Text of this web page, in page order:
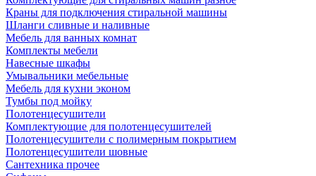
Краны для подключения стиральной машины
Шланги сливные и наливные
Мебель для ванных комнат
Комплекты мебели
Навесные шкафы
Умывальники мебельные
Мебель для кухни эконом
Тумбы под мойку
Полотенцесушители
Комплектующие для полотенцесушителей
Полотенцесушители с полимерным покрытием
Полотенцесушители шовные
Сантехника прочее